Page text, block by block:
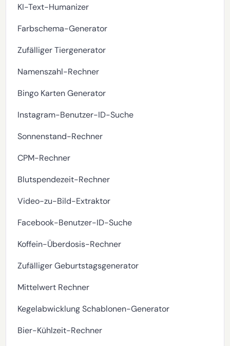
KI-Text-Humanizer
Farbschema-Generator
Zufälliger Tiergenerator
Namenszahl-Rechner
Bingo Karten Generator
Instagram-Benutzer-ID-Suche
Sonnenstand-Rechner
CPM-Rechner
Blutspendezeit-Rechner
Video-zu-Bild-Extraktor
Facebook-Benutzer-ID-Suche
Koffein-Überdosis-Rechner
Zufälliger Geburtstagsgenerator
Mittelwert Rechner
Kegelabwicklung Schablonen-Generator
Bier-Kühlzeit-Rechner